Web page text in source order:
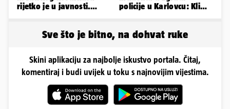
rijetko je u javnosti.
policije u Karlovcu: Klima
Sve što je bitno, na dohvat ruke
Skini aplikaciju za najbolje iskustvo portala. Čitaj,
komentiraj i budi uvijek u toku s najnovijim vijestima.